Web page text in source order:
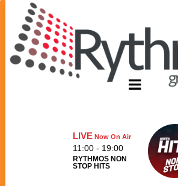
LIVENow On Air
11:00 - 19:00
RYTHMOS NON
STOP HITS